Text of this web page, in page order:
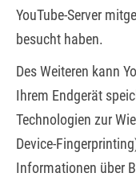
YouTube-Server
besucht haben.
Des Weiteren kann
Ihrem Endgerät
Technologien zur
Device-
Informationen über